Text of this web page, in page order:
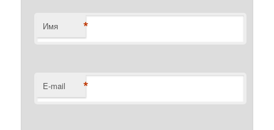
Имя *
E-mail *